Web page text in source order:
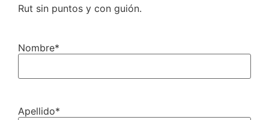
Rut sin puntos y con guión.
Nombre*
Apellido*